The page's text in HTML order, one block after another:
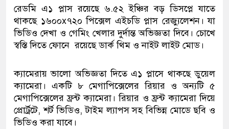
রেডমি এ১ প্লাস রয়েছে ৬.৫২ ইঞ্চির বড় ডিসপ্লে যাতে
থাকছে ১৬০০x৭২০ পিক্সেল এইচডি প্লাস রেজ্যুলেশন। যা
ভিডিও দেখা ও গেমিং খেলার দুর্দান্ত অভিজ্ঞতা দিবে। চোখে
স্বস্তি দিতে ফোনে রয়েছে ডার্ক থিম ও নাইট লাইট মোড।
ক্যামেরায় ভালো অভিজ্ঞতা দিতে এ১ প্লাসে থাকছে ডুয়েল
ক্যামেরা। একটি ৮ মেগাপিক্সেলের রিয়ার ও অন্যটি ৫
মেগাপিক্সেলের ফ্রন্ট ক্যামেরা। রিয়ার ও ফ্রন্ট ক্যামেরা দিয়ে
প্রোর্ট্রটে, শর্ট ভিডিও, টাইম ল্যাপস সহ বিভিন্ন মোডে ছবি ও
ভিডিও করা যাবে।